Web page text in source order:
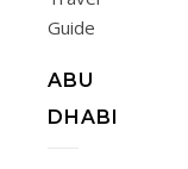
ABU
DHABI